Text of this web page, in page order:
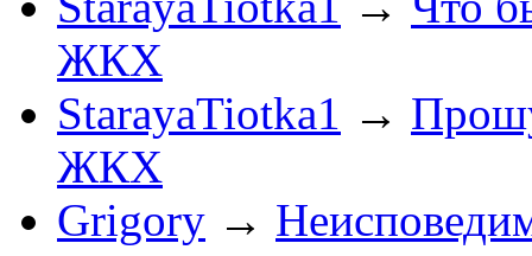
ЖКХ
StarayaTiotka1 →
ЖКХ
Grigory →